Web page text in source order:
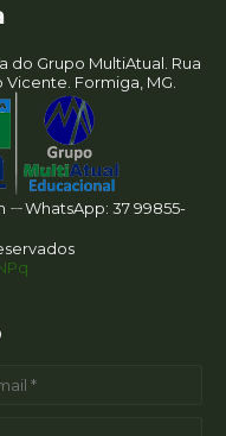
do Grupo MultiAtual. Rua
Vicente. Formiga, MG.
WhatsApp: 37 99855-